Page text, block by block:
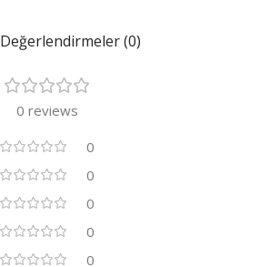
Değerlendirmeler (0)
0 reviews
0
0
0
0
0